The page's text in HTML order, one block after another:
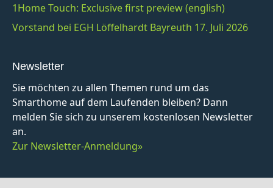
1Home Touch: Exclusive first preview (english)
Vorstand bei EGH Löffelhardt Bayreuth 17. Juli 2026
Newsletter
Sie möchten zu allen Themen rund um das
Smarthome auf dem Laufenden bleiben? Dann
melden Sie sich zu unserem kostenlosen Newsletter
an.
Zur Newsletter-Anmeldung»